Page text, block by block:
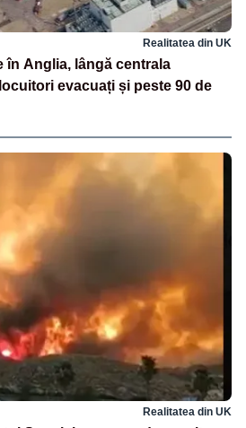
Realitatea din UK
în Anglia, lângă centrala
evacuați și peste 90 de
Realitatea din UK